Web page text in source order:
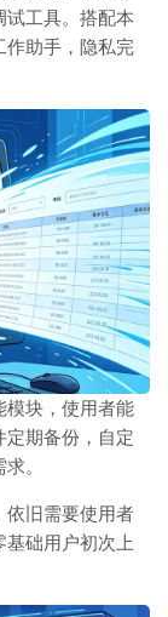
试工具。搭配本
作助手，隐私完
模块，使用者能
定期备份，自定
。
依旧需要使用者
础用户初次上